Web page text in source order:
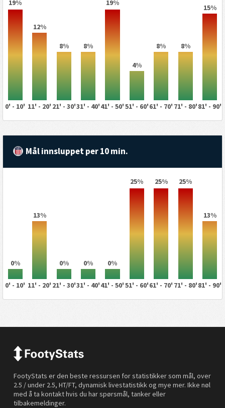
19%
12%
8% 8%
19%
4%
8% 8%
15%
0' - 10' 11' - 20' 21' - 30'31' - 40'41' - 50'51' - 60'61' - 70' 71' - 80'81' - 90'
Mål innsluppet per 10 min.
0%
13%
0% 0% 0%
25% 25% 25%
13%
0' - 10' 11' - 20' 21' - 30'31' - 40'41' - 50'51' - 60'61' - 70' 71' - 80'81' - 90'
FootyStats er den beste ressursen for statistikker som mål, over
2.5 / under 2.5, HT/FT, dynamisk livestatistikk og mye mer. Ikke nøl
med å ta kontakt hvis du har spørsmål, tanker eller
tilbakemeldinger.